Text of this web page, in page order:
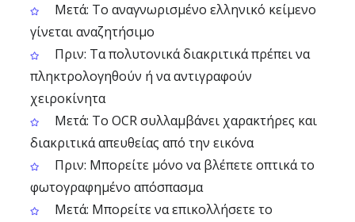
Μετά: Το αναγνωρισμένο ελληνικό κείμενο
γίνεται αναζητήσιμο
Πριν: Τα πολυτονικά διακριτικά πρέπει να
πληκτρολογηθούν ή να αντιγραφούν
χειροκίνητα
Μετά: Το OCR συλλαμβάνει χαρακτήρες και
διακριτικά απευθείας από την εικόνα
Πριν: Μπορείτε μόνο να βλέπετε οπτικά το
φωτογραφημένο απόσπασμα
Μετά: Μπορείτε να επικολλήσετε το